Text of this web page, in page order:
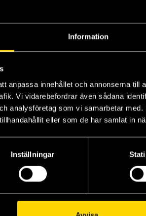
Information
anpassa innehållet och annonserna till
Vi vidarebefordrar även sådana
analysföretag som vi samarbetar
eller som de har samlat in
Inställningar